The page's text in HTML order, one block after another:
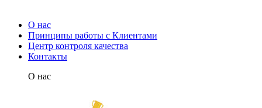
О нас
Принципы работы с Клиентами
Центр контроля качества
Контакты
О нас